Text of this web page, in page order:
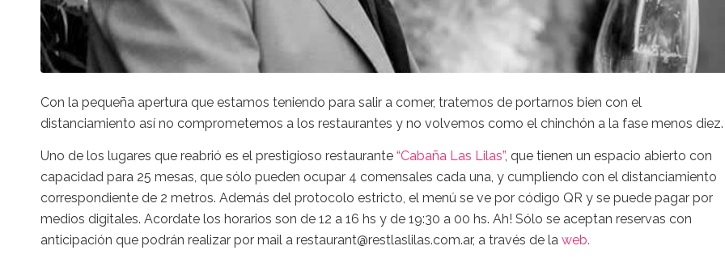
Con la pequeña apertura que estamos teniendo para salir a comer, tratemos de portarnos bien con el
distanciamiento así no comprometemos a los restaurantes y no volvemos como el chinchón a la fase menos diez.
Uno de los lugares que reabrió es el prestigioso restaurante “Cabaña Las Lilas”, que tienen un espacio abierto con
capacidad para 25 mesas, que sólo pueden ocupar 4 comensales cada una, y cumpliendo con el distanciamiento
correspondiente de 2 metros. Además del protocolo estricto, el menú se ve por código QR y se puede pagar por
medios digitales. Acordate los horarios son de 12 a 16 hs y de 19:30 a 00 hs. Ah! Sólo se aceptan reservas con
anticipación que podrán realizar por mail a restaurant@restlaslilas.com.ar, a través de la web.